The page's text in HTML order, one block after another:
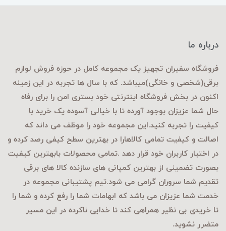
درباره ما
فروشگاه سفیران تجهیز یک مجموعه کامل در حوزه فروش لوازم
برقی(شخصی و خانگی)میباشد. که با سال ها تجربه در این زمینه
اکنون در بخش فروشگاه اینترنتی خود بستری امن را برای رفاه
حال شما عزیزان بوجود آورده تا با خیالی آسوده یک خرید با
کیفیت را تجربه کنید.این مجموعه خود را موظف می داند که
اصالت و کیفیت تمامی کالاهارا در بهترین سطح کیفی رصد کرده و
در اختیار کاربران خود قرار دهد .تمامی محصولات بابهترین کیفیت
بصورت تضمینی از بهترین کمپانی های سازنده کالا های برقی
تقدیم شما سروران گرامی می شود.تیم پشتیبانی مجموعه در
خدمت شما عزیزان می باشد که ابهامات شما را رفع کرده و شما را
تا خریدی بی نظیر همراهی کند تا خدایی ناکرده در این مسیر
متضرر نشوید.